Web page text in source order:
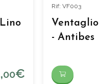
00€
Rif: VF003
- Antibes